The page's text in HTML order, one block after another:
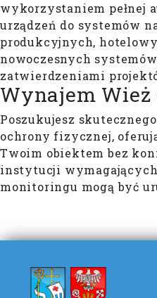
wykorzystaniem pełnej
urządzeń do systemów
produkcyjnych,
nowoczesnych
zatwierdzeniami
Wynajem
Poszukujesz
ochrony fizycznej,
Twoim obiektem bez
instytucji wymagających
monitoringu mogą być